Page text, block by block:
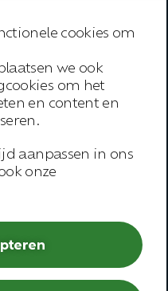
cookies om
we ook
om het
en content en
aanpassen in ons
onze